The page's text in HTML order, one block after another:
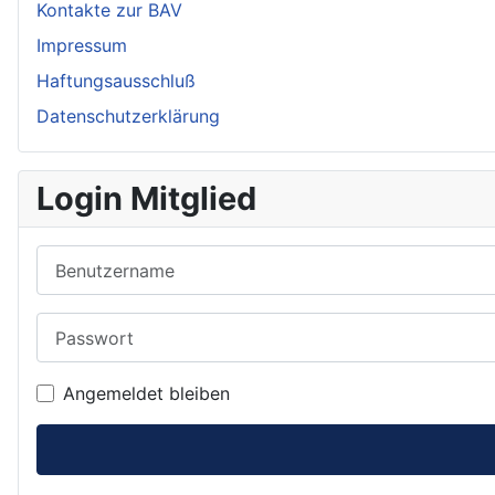
Kontakte zur BAV
Impressum
Haftungsausschluß
Datenschutzerklärung
Login Mitglied
Angemeldet bleiben